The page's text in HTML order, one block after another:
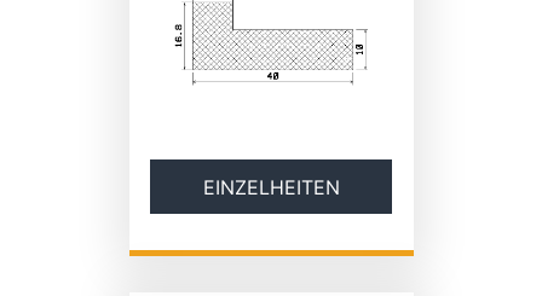
EINZELHEITEN